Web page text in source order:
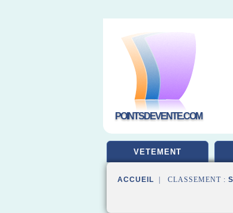
POINTSDEVENTE.COM
VETEMENT
ACCUEIL | CLASSEMENT :